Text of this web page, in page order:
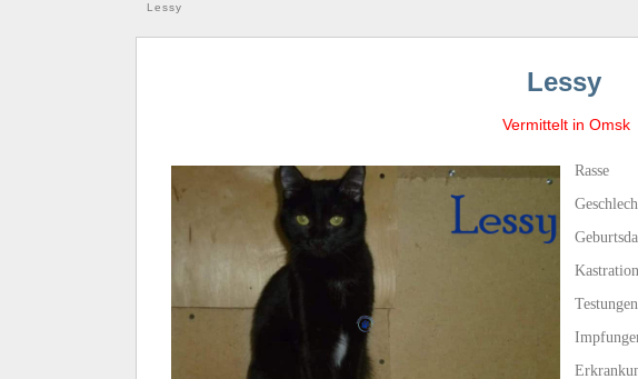
Lessy
Lessy
Vermittelt in Omsk
Rasse
Kastration
Testungen